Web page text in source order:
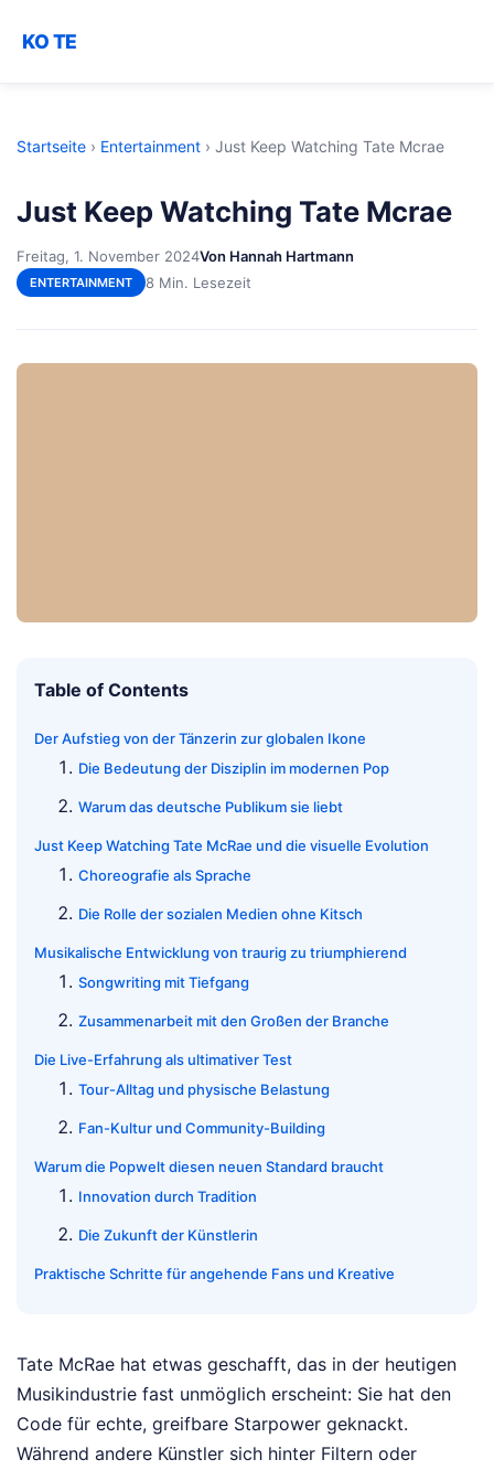
KO TE
Startseite › Entertainment › Just Keep Watching Tate Mcrae
Just Keep Watching Tate Mcrae
Freitag, 1. November 2024Von Hannah Hartmann
ENTERTAINMENT 8 Min. Lesezeit
Table of Contents
Der Aufstieg von der Tänzerin zur globalen Ikone
Die Bedeutung der Disziplin im modernen Pop
Warum das deutsche Publikum sie liebt
Just Keep Watching Tate McRae und die visuelle Evolution
Choreografie als Sprache
Die Rolle der sozialen Medien ohne Kitsch
Musikalische Entwicklung von traurig zu triumphierend
Songwriting mit Tiefgang
Zusammenarbeit mit den Großen der Branche
Die Live-Erfahrung als ultimativer Test
Tour-Alltag und physische Belastung
Fan-Kultur und Community-Building
Warum die Popwelt diesen neuen Standard braucht
Innovation durch Tradition
Die Zukunft der Künstlerin
Praktische Schritte für angehende Fans und Kreative
Tate McRae hat etwas geschafft, das in der heutigen
Musikindustrie fast unmöglich erscheint: Sie hat den
Code für echte, greifbare Starpower geknackt.
Während andere Künstler sich hinter Filtern oder